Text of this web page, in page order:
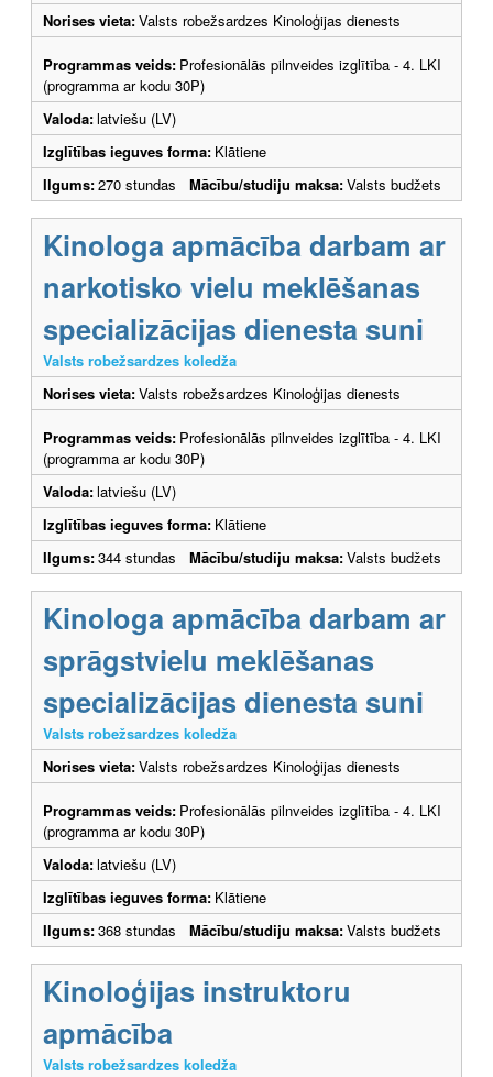
Norises vieta:Valsts robežsardzes Kinoloģijas dienests
Programmas veids: Profesionālās pilnveides izglītība - 4. LKI
(programma ar kodu 30P)
Valoda:latviešu (LV)
Izglītības ieguves forma: Klātiene
Ilgums:270 stundas Mācību/studiju maksa:Valsts budžets
Kinologa apmācība darbam ar
narkotisko vielu meklēšanas
specializācijas dienesta suni
Valsts robežsardzes koledža
Norises vieta:Valsts robežsardzes Kinoloģijas dienests
Programmas veids: Profesionālās pilnveides izglītība - 4. LKI
(programma ar kodu 30P)
Valoda:latviešu (LV)
Izglītības ieguves forma: Klātiene
Ilgums:344 stundas Mācību/studiju maksa:Valsts budžets
Kinologa apmācība darbam ar
sprāgstvielu meklēšanas
specializācijas dienesta suni
Valsts robežsardzes koledža
Norises vieta:Valsts robežsardzes Kinoloģijas dienests
Programmas veids: Profesionālās pilnveides izglītība - 4. LKI
(programma ar kodu 30P)
Valoda:latviešu (LV)
Izglītības ieguves forma: Klātiene
Ilgums:368 stundas Mācību/studiju maksa:Valsts budžets
Kinoloģijas instruktoru
apmācība
Valsts robežsardzes koledža